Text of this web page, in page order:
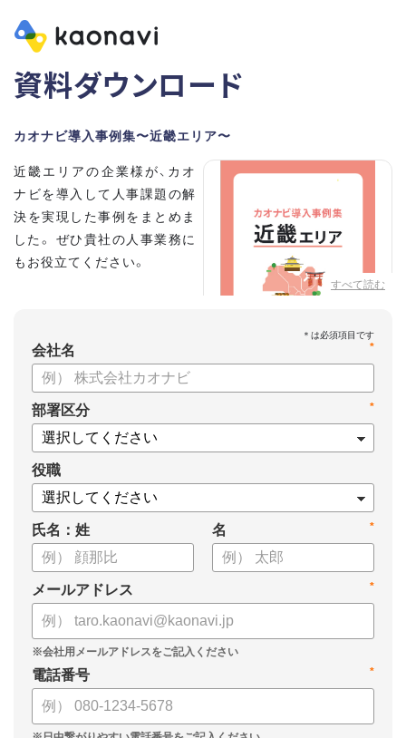
資料ダウンロード
カオナビ導入事例集〜近畿エリア〜
すべて読む
近畿エリアの企業様が、カオ
ナビを導入して人事課題の解
決を実現した事例をまとめま
した。 ぜひ貴社の人事業務に
もお役立てください。
*
会社名
*
部署区分
役職
氏名：姓 *
名
*
メールアドレス
*
電話番号